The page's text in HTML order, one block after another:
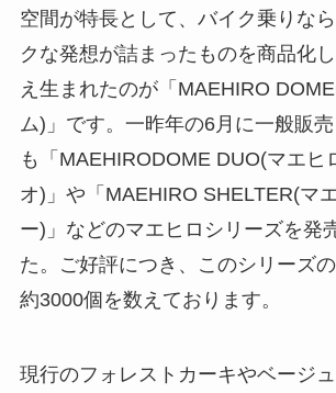
空間が特長として、バイク乗りな
クな発想が詰まったものを商品化
え生まれたのが「MAEHIRO
ム)」です。一昨年の6月に一般販
も「MAEHIRODOME DUO(マエヒ
オ)」や「MAEHIRO SHELTER(マ
ー)」などのマエヒロシリーズを発
た。ご好評につき、このシリーズ
約3000個を数えております。
現行のフォレストカーキやベージ